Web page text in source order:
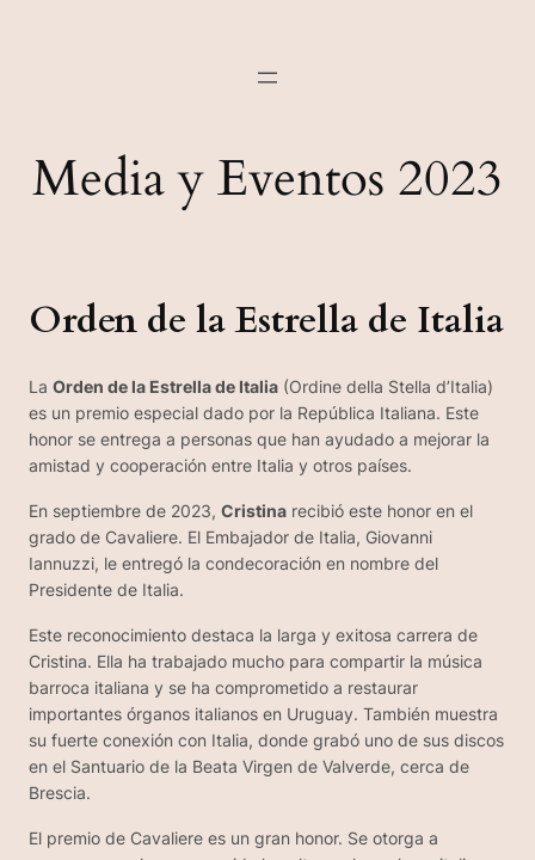
Media y Eventos 2023
Orden de la Estrella de Italia
La Orden de la Estrella de Italia (Ordine della Stella d’Italia)
es un premio especial dado por la República Italiana. Este
honor se entrega a personas que han ayudado a mejorar la
amistad y cooperación entre Italia y otros países.
En septiembre de 2023, Cristina recibió este honor en el
grado de Cavaliere. El Embajador de Italia, Giovanni
Iannuzzi, le entregó la condecoración en nombre del
Presidente de Italia.
Este reconocimiento destaca la larga y exitosa carrera de
Cristina. Ella ha trabajado mucho para compartir la música
barroca italiana y se ha comprometido a restaurar
importantes órganos italianos en Uruguay. También muestra
su fuerte conexión con Italia, donde grabó uno de sus discos
en el Santuario de la Beata Virgen de Valverde, cerca de
Brescia.
El premio de Cavaliere es un gran honor. Se otorga a